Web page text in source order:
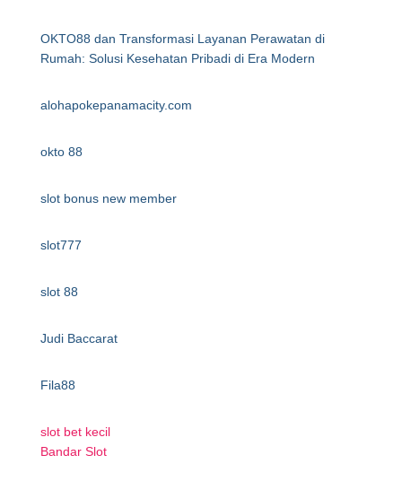
OKTO88 dan Transformasi Layanan Perawatan di
Rumah: Solusi Kesehatan Pribadi di Era Modern
alohapokepanamacity.com
okto 88
slot bonus new member
slot777
slot 88
Judi Baccarat
Fila88
slot bet kecil
Bandar Slot